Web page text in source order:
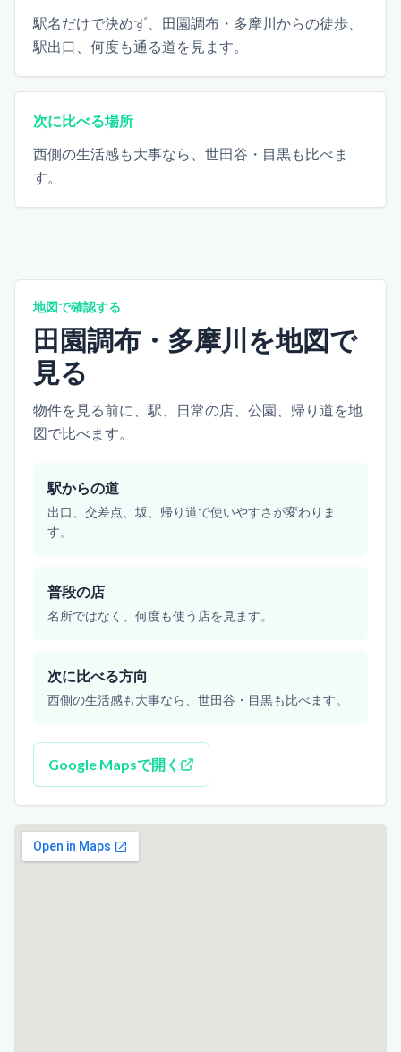
駅名だけで決めず、田園調布・多摩川からの徒歩、
駅出口、何度も通る道を見ます。
次に比べる場所
西側の生活感も大事なら、世田谷・目黒も比べま
す。
地図で確認する
田園調布・多摩川を地図で
見る
物件を見る前に、駅、日常の店、公園、帰り道を地
図で比べます。
駅からの道
出口、交差点、坂、帰り道で使いやすさが変わりま
す。
普段の店
名所ではなく、何度も使う店を見ます。
次に比べる方向
西側の生活感も大事なら、世田谷・目黒も比べます。
Google Mapsで開く